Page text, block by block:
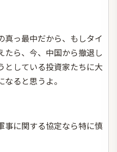
真っ最中だから、もしタイ
たら、今、中国から撤退し
としている投資家たちに大
ると思うよ。
事に関する協定なら特に慎